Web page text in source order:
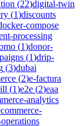
(22)digital-twin
(1)discounts
compose
processing
(1)donor-
(1)drip-
(3)dubai
(2)e-factura
(1)e2e (2)eaa
analytics